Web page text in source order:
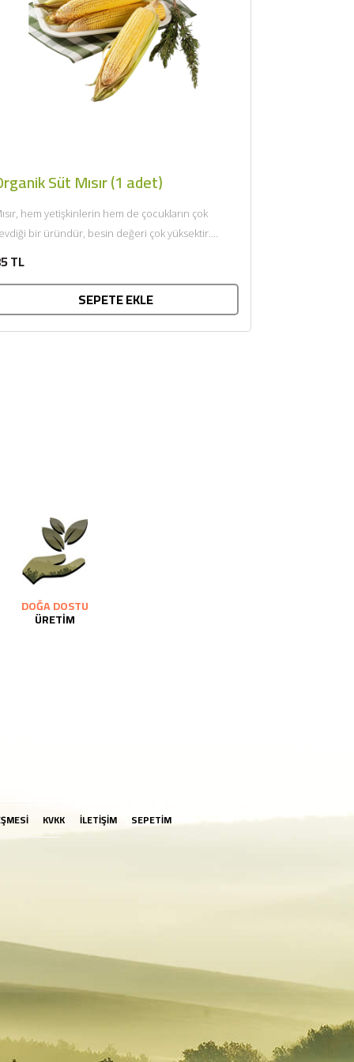
Süt Mısır (1 adet)
hem yetişkinlerin hem de çocukların çok
bir üründür, besin değeri çok yüksektir.
TL
SEPETE EKLE
DOĞA DOSTU
ÜRETİM
KVKK İLETİŞİM SEPETİM